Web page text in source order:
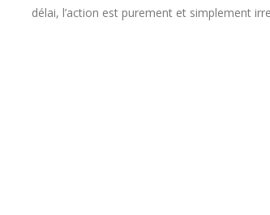
délai, l’action est purement et simplement